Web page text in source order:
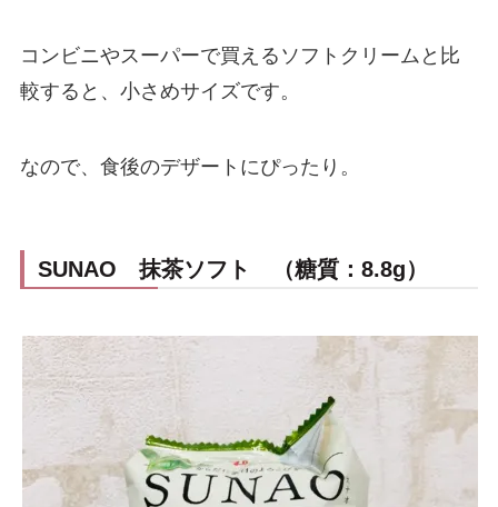
コンビニやスーパーで買えるソフトクリームと比
較すると、小さめサイズです。
なので、食後のデザートにぴったり。
SUNAO 抹茶ソフト （糖質：8.8g）